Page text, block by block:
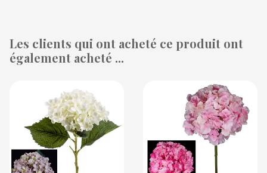
Les clients qui ont acheté ce produit ont
également acheté ...